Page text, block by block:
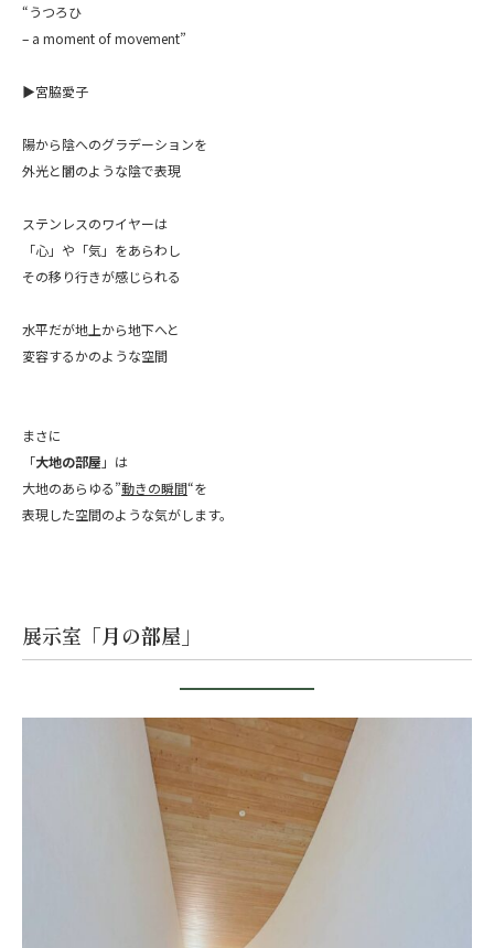
“うつろひ
– a moment of movement”
▶宮脇愛子
陽から陰へのグラデーションを
外光と闇のような陰で表現
ステンレスのワイヤーは
「心」や「気」をあらわし
その移り行きが感じられる
水平だが地上から地下へと
変容するかのような空間
まさに
「大地の部屋 」は
大地のあらゆる”動きの瞬間“を
表現した空間のような気がします。
展示室 「月の部屋」